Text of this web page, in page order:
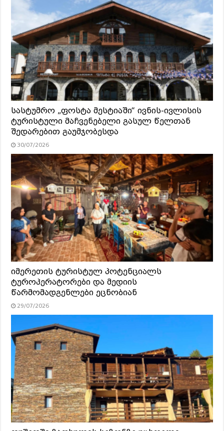
სასტუმრო „ფოსტა მესტიაში“ ივნის-ივლისის
ტურისტული მაჩვენებელი გასულ წელთან
შედარებით გაუმჯობესდა
30/07/2026
იმერეთის ტურისტულ პოტენციალს
ტუროპერატორები და მედიის
წარმომადგენლები ეცნობიან
29/07/2026